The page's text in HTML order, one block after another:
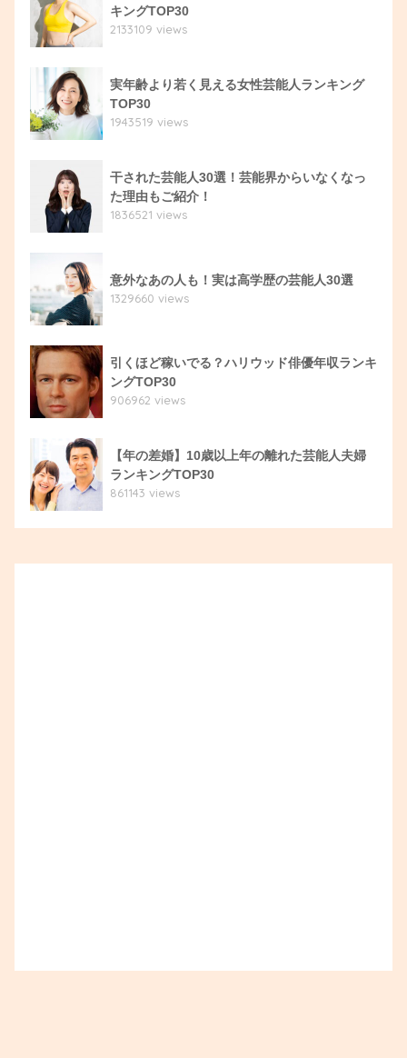
キングTOP30
2133109 views
実年齢より若く見える女性芸能人ランキング
TOP30
1943519 views
干された芸能人30選！芸能界からいなくなっ
た理由もご紹介！
1836521 views
意外なあの人も！実は高学歴の芸能人30選
1329660 views
引くほど稼いでる？ハリウッド俳優年収ランキ
ングTOP30
906962 views
【年の差婚】10歳以上年の離れた芸能人夫婦
ランキングTOP30
861143 views